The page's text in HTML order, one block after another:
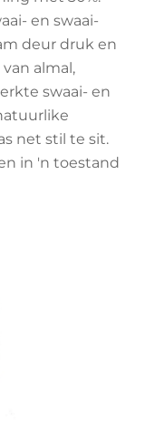
en swaai-
deur druk en
almal,
swaai- en
net stil te sit.
in 'n toestand